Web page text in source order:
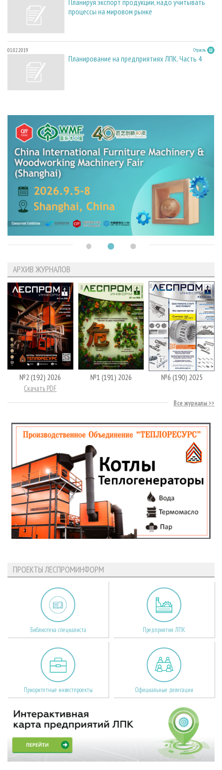
процессы на мировом рынке
01.02.2019 Отрасль
Планирование на предприятиях ЛПК. Часть 4
АРХИВ ЖУРНАЛОВ
№2 (192) 2026
Скачать PDF
№1 (191) 2026 №6 (190) 2025
Все журналы
ПРОЕКТЫ ЛЕСПРОМИНФОРМ
Библиотека специалиста Предприятия ЛПК
Приоритетные инвестпроекты Официальные делегации